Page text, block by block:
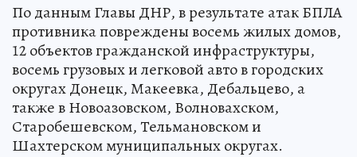
По данным Главы ДНР, в результате атак БПЛА
противника повреждены восемь жилых домов,
12 объектов гражданской инфраструктуры,
восемь грузовых и легковой авто в городских
округах Донецк, Макеевка, Дебальцево, а
также в Новоазовском, Волновахском,
Старобешевском, Тельмановском и
Шахтерском муниципальных округах.